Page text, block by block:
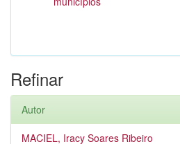
Refinar
Autor
MACIEL, Iracy Soares Ribeiro